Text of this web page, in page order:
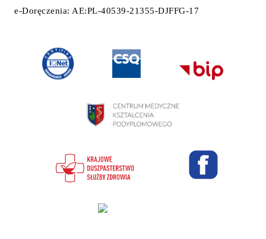
e-Doręczenia: AE:PL-40539-21355-DJFFG-17
Projekt i wykonanie